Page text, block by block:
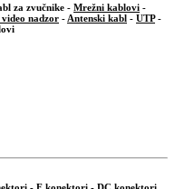
za zvučnike - Mrežni kablovi -
nadzor - Antenski kabl - UTP-